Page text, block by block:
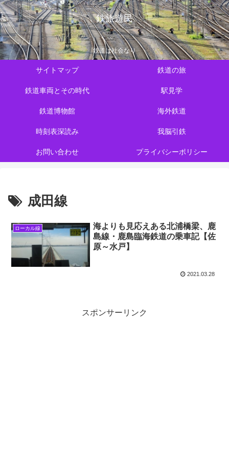
鉄旅遊民
鉄道は社会なり
サイトマップ 鉄道の旅
鉄道車両とその時代 駅見学
鉄道博物館 海外鉄道
時刻表深読み 我脳引鉄
お問い合わせ プライバシーポリシー
成田線
ローカル線
海よりも見応えある北浦橋梁、鹿
島線・鹿島臨海鉄道の乗車記【佐
原～水戸】
2021.03.28
スポンサーリンク